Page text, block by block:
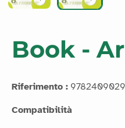
Book -
Riferimento :
Compatibilità